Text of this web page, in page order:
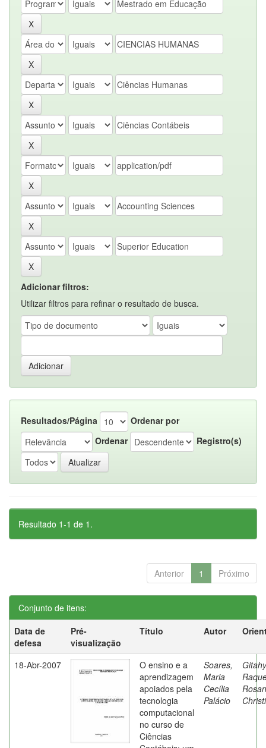
Adicionar filtros:
Utilizar filtros para refinar o resultado de busca.
Resultados/Página
Ordenar por
Ordenar
Registro(s)
Resultado 1-1 de 1.
Anterior 1 Próximo
Conjunto de itens:
Data de
defesa
Pré-
visualização
Título Autor
18-Abr-2007
O ensino e a
aprendizagem
apoiados pela
tecnologia
computacional
no curso de
Ciências
Soares,
Maria
Cecília
Palácio
Rosan